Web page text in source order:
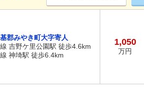
郡みやき町大字寄人
線 吉野ケ里公園駅 徒歩4.6km
線 神埼駅 徒歩6.4km
1,050
万円